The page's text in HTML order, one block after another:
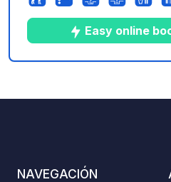
piscina cubierta y
actividades para niños y
verano, así como Pizza-
en el lugar.
Easy online
NAVEGACIÓN